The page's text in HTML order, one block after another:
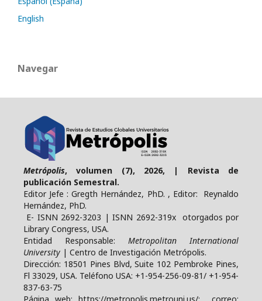
English
Navegar
Metrópolis, volumen (7), 2026, | Revista de
publicación Semestral.
Editor Jefe : Gregth Hernández, PhD. , Editor: Reynaldo
Hernández, PhD.
E- ISNN 2692-3203 | ISNN 2692-319x otorgados por
Library Congress, USA.
Entidad Responsable: Metropolitan International
University | Centro de Investigación Metrópolis.
Dirección: 18501 Pines Blvd, Suite 102 Pembroke Pines,
Fl 33029, USA. Teléfono USA: +1-954-256-09-81/ +1-954-
837-63-75